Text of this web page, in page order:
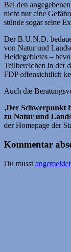
Bei den
nicht nur eine
stünde sogar seine
Der B.U.N.D.
von Natur und
Heidegebietes –
Teilbereichen in der
FDP offensichtlich
Auch die
‚Der Schwerpunkt
zu Natur und
der Homepage der
Kommentar
Du musst angemeldet